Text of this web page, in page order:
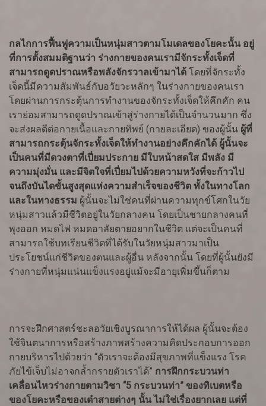
กลไกการฟื้นฟูความเป็นหนุ่มสาวตามโมเดลของโยคะนั้น อยู่
ที่การตั้งสมมติฐานว่า ร่างกายของคนเรามีจักระทั้งเจ็ดที่
สามารถดูดปราณหรือพลังจักรวาลเข้ามาได้ โดยที่จักระทั้ง
เจ็ดนี้มีความสัมพันธ์กับอวัยวะหลักๆ ในร่างกายของคนเรา
โดยผ่านการกระตุ้นการทำงานของจักระทั้งเจ็ดให้คึกคัก คน
เราย่อมสามารถดูดปราณเข้าสู่ร่างกายได้เป็นจำนวนมาก ซึ่ง
จะส่งผลดีต่อกายเนื้อและกายทิพย์ (กายละเอียด) ของผู้นั้น ผู้ที่
สามารถกระตุ้นจักระทั้งเจ็ดให้ทำงานอย่างคึกคักได้ ผู้นั้นจะ
เป็นคนที่มีดวงตาที่เปี่ยมประกาย มีใบหน้าสดใส มีพลัง มี
ความมุ่งมั่น และมีจิตใจที่เปี่ยมไปด้วยความหวังที่จะก้าวไป
จนถึงบันไดขั้นสูงสุดแห่งความสำเร็จของชีวิต ทั้งในทางโลก
และในทางธรรม ผู้นั้นจะไม่ใช่คนที่ผ่านความทุกข์โศกในวัย
หนุ่มสาวแล้วมีชีวิตอยู่ในวัยกลางคน โดยเป็นชายกลางคนที่
พุงออก หมดไฟ หมดอาลัยตายอยากในชีวิต แต่จะเป็นคนที่
สามารถใช้บทเรียนชีวิตที่ได้รับในวัยหนุ่มสาวมาเป็น
ประโยชน์แก่ชีวิตของตนและผู้อื่น หลังจากนั้น โดยที่ผู้นั้นยังมี
ร่างกายที่หนุ่มแน่นแข็งแรงอยู่แม้จะมีอายุเพิ่มขึ้นก็ตาม
การจะฝึกศาสตร์ชะลอวัยเชิงบูรณาการให้ได้ผล ผู้นั้นจะต้อง
ใช้จินตนาการหรือสร้างภาพสร้างความคิดประกอบการออก
กายบริหารไปด้วยว่า “ตัวเราจะต้องมีสุขภาพที่แข็งแรง โรค
ภัยไข้เจ็บไม่อาจกล้ำกรายตัวเราได้” การฝึกกระบวนท่า
เคลื่อนไหวร่างกายตามวิชา “5 กระบวนท่า” ของทิเบตหรือ
ของโยคะหรือของเต๋าสายต่างๆ นั้น ไม่ใช่เรื่องยากเลย แต่ที่